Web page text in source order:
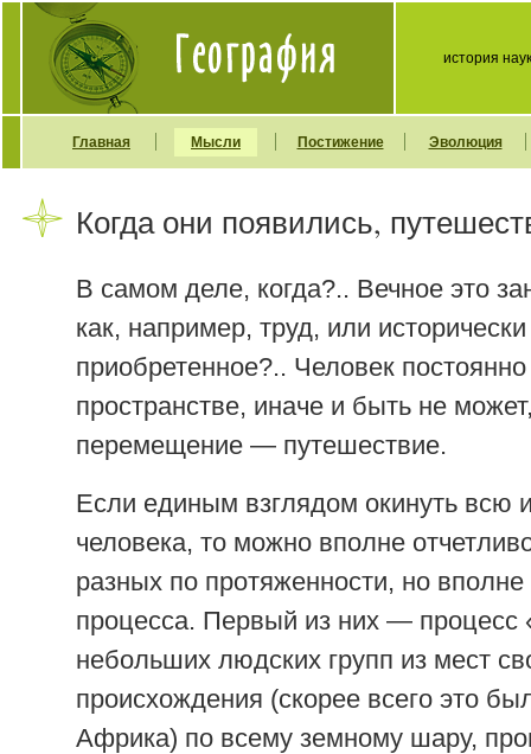
история
Главная Мысли Постижение Эволюция
Когда они появились,
В самом деле, когда?.. Вечное это
как, например, труд, или исторически
приобретенное?.. Человек
пространстве, иначе и быть не
перемещение — путешествие.
Если единым взглядом окинуть всю
человека, то можно вполне
разных по протяженности, но
процесса. Первый из них — процесс
небольших людских групп из мест
происхождения (скорее всего это
Африка) по всему земному шару,